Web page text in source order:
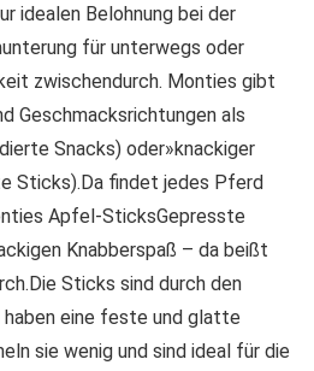
idealen Belohnung bei der
für unterwegs oder
zwischendurch. Monties gibt
Geschmacksrichtungen als
Snacks) oder»knackiger
Sticks).Da findet jedes Pferd
Apfel-SticksGepresste
Knabberspaß – da beißt
Sticks sind durch den
haben eine feste und glatte
sie wenig und sind ideal für die